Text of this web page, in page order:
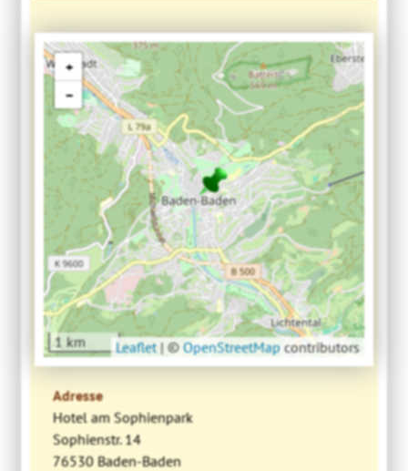
+
−
1 km Leaflet | ©OpenStreetMapcontributors
Adresse
Hotel am Sophienpark
Sophienstr. 14
76530 Baden-Baden